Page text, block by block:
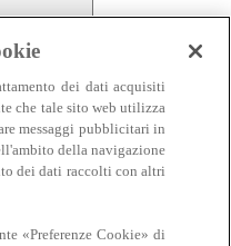
Carne
dei dati acquisiti
che tale sito web utilizza
messaggi pubblicitari in
della navigazione
dei dati raccolti con altri
«Preferenze Cookie» di